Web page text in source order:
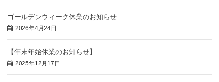
ゴールデンウィーク休業のお知らせ
2026年4月24日
【年末年始休業のお知らせ】
2025年12月17日